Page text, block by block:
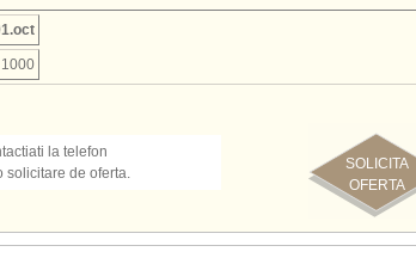
1000
SOLICITA
OFERTA
la telefon
solicitare de oferta.